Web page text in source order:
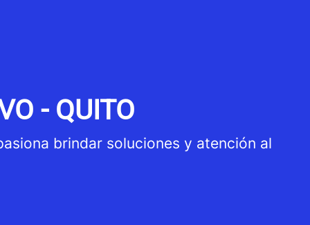
- QUITO
brindar soluciones y atención al